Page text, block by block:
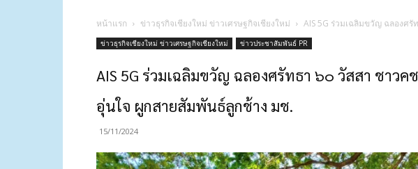
หน้าแรก ข่าวธุรกิจเชียงใหม่ ข่าวเศรษฐกิจเชียงใหม่ AIS 5G ร่วมเฉลิมขวัญ ฉลองศ
ข่าวธุรกิจเชียงใหม่ ข่าวเศรษฐกิจเชียงใหม่ ข่าวประชาสัมพันธ์ PR
AIS 5G ร่วมเฉลิมขวัญ ฉลองศรัทธา ๖๐ วัสสา ชา
อุ่นใจ ผูกสายสัมพันธ์ลูกช้าง มช.
15/11/2024